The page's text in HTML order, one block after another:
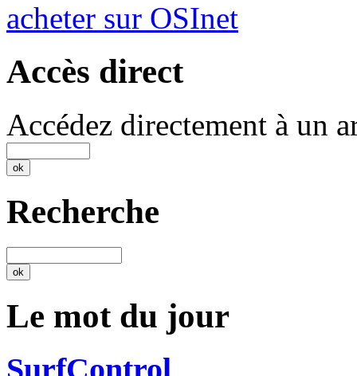
acheter sur OSInet
Accès direct
Accédez directement à un
Recherche
Le mot du jour